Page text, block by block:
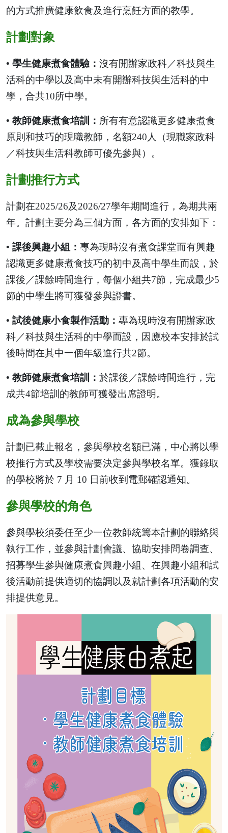
的方式推廣健康飲食及進行烹飪方面的教學。
計劃對象
• 學生健康煮食體驗： 沒有開辦家政科／科技與生
活科的中學以及高中未有開辦科技與生活科的中
學，合共10所中學。
• 教師健康煮食培訓： 所有有意認識更多健康煮食
原則和技巧的現職教師，名額240人（現職家政科
／科技與生活科教師可優先參與）。
計劃推行方式
計劃在2025/26及2026/27學年期間進行，為期共兩
年。計劃主要分為三個方面，各方面的安排如下：
• 課後興趣小組： 專為現時沒有煮食課堂而有興趣
認識更多健康煮食技巧的初中及高中學生而設，於
課後／課餘時間進行，每個小組共7節，完成最少5
節的中學生將可獲發參與證書。
• 試後健康小食製作活動： 專為現時沒有開辦家政
科／科技與生活科的中學而設，因應校本安排於試
後時間在其中一個年級進行共2節。
• 教師健康煮食培訓： 於課後／課餘時間進行，完
成共4節培訓的教師可獲發出席證明。
成為參與學校
計劃已截止報名，參與學校名額已滿，中心將以學
校推行方式及學校需要決定參與學校名單。獲錄取
的學校將於 7 月 10 日前收到電郵確認通知。
參與學校的角色
參與學校須委任至少一位教師統籌本計劃的聯絡與
執行工作，並參與計劃會議、協助安排問卷調查、
招募學生參與健康煮食興趣小組、在興趣小組和試
後活動前提供適切的協調以及就計劃各項活動的安
排提供意見。